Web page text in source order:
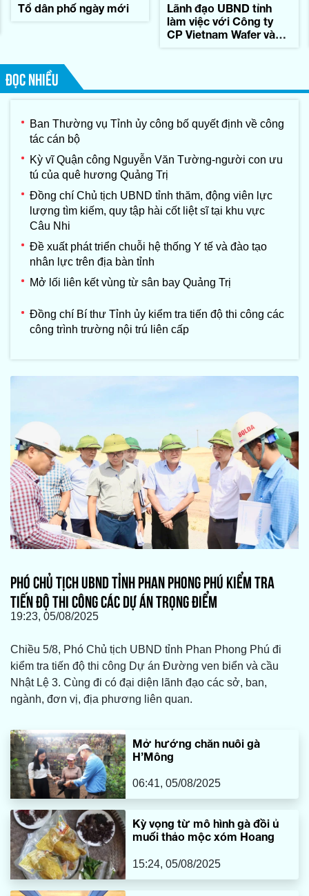
Tổ dân phố ngày mới
Lãnh đạo UBND tỉnh
làm việc với Công ty
CP Vietnam Wafer và
ĐỌC NHIỀU
Ban Thường vụ Tỉnh ủy công bố quyết định về công
tác cán bộ
Kỳ vĩ Quận công Nguyễn Văn Tường-người con ưu
tú của quê hương Quảng Trị
Đồng chí Chủ tịch UBND tỉnh thăm, động viên lực
lượng tìm kiếm, quy tập hài cốt liệt sĩ tại khu vực
Câu Nhi
Đề xuất phát triển chuỗi hệ thống Y tế và đào tạo
nhân lực trên địa bàn tỉnh
Mở lối liên kết vùng từ sân bay Quảng Trị
Đồng chí Bí thư Tỉnh ủy kiểm tra tiến độ thi công các
công trình trường nội trú liên cấp
PHÓ CHỦ TỊCH UBND TỈNH PHAN PHONG PHÚ KIỂM TRA
TIẾN ĐỘ THI CÔNG CÁC DỰ ÁN TRỌNG ĐIỂM
19:23, 05/08/2025
Chiều 5/8, Phó Chủ tịch UBND tỉnh Phan Phong Phú đi
kiểm tra tiến độ thi công Dự án Đường ven biển và cầu
Nhật Lệ 3. Cùng đi có đại diện lãnh đạo các sở, ban,
ngành, đơn vị, địa phương liên quan.
Mở hướng chăn nuôi gà
H’Mông
06:41, 05/08/2025
Kỳ vọng từ mô hình gà đồi ủ
muối thảo mộc xóm Hoang
15:24, 05/08/2025